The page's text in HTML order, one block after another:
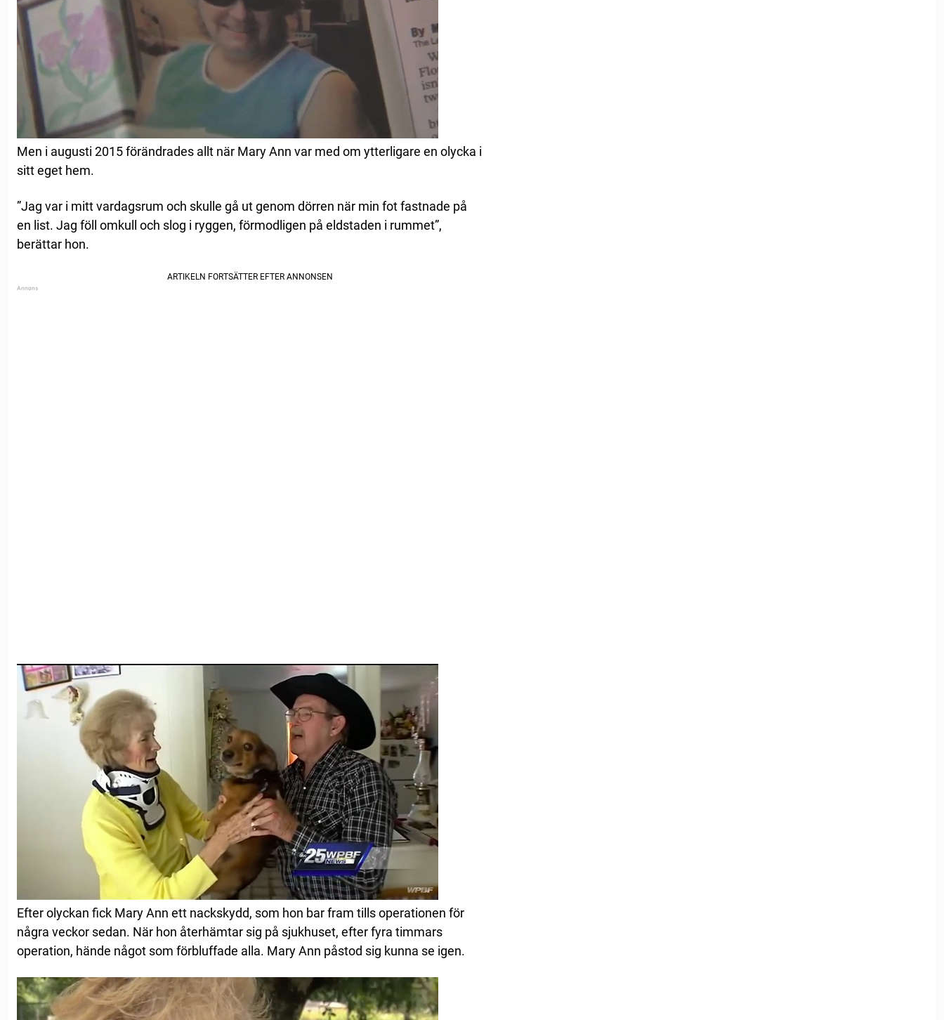
Men i augusti 2015 förändrades allt när Mary Ann var med om ytterligare en olycka i
sitt eget hem.
”Jag var i mitt vardagsrum och skulle gå ut genom dörren när min fot fastnade på
en list. Jag föll omkull och slog i ryggen, förmodligen på eldstaden i rummet”,
berättar hon.
Efter olyckan fick Mary Ann ett nackskydd, som hon bar fram tills operationen för
några veckor sedan. När hon återhämtar sig på sjukhuset, efter fyra timmars
operation, hände något som förbluffade alla. Mary Ann påstod sig kunna se igen.